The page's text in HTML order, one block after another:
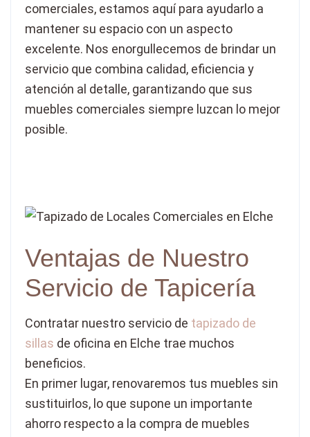
comerciales, estamos aquí para ayudarlo a
mantener su espacio con un aspecto
excelente. Nos enorgullecemos de brindar un
servicio que combina calidad, eficiencia y
atención al detalle, garantizando que sus
muebles comerciales siempre luzcan lo mejor
posible.
Ventajas de Nuestro
Servicio de Tapicería
Contratar nuestro servicio de tapizado de
sillas de oficina en Elche trae muchos
beneficios.
En primer lugar, renovaremos tus muebles sin
sustituirlos, lo que supone un importante
ahorro respecto a la compra de muebles